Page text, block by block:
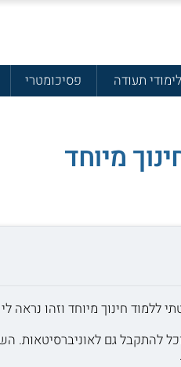
לימודי תעודה פסיכומטרי
מיוחד
ללמוד חינוך מיוחד וזהו נראה
אוכל להתקבל גם